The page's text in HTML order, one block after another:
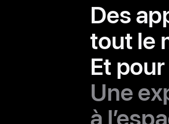
Des
tout le
Et
Une
à